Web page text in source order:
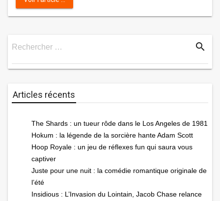
Rechercher … search
Articles récents
The Shards : un tueur rôde dans le Los Angeles de 1981
Hokum : la légende de la sorcière hante Adam Scott
Hoop Royale : un jeu de réflexes fun qui saura vous
captiver
Juste pour une nuit : la comédie romantique originale de
l’été
Insidious : L’Invasion du Lointain, Jacob Chase relance